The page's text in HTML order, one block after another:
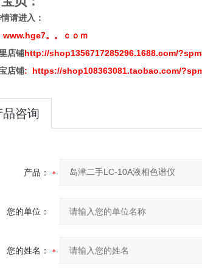
请进入：
www.hge7。。ｃｏｍ
店铺http://shop1356717285296.1688.com/
店铺: https://shop108363081.taobao.com/
品咨询
产品：
您的单位：
您的姓名：